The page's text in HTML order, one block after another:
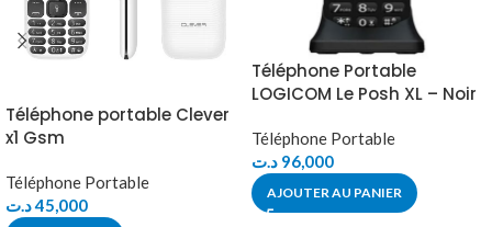
Téléphone portable Clever
x1 Gsm
Téléphone Portable
45,000د.ت
Téléphone Portable
LOGICOM Le Posh XL – Noir
Téléphone Portable
96,000 د.ت
AJOUTER AU PANIER